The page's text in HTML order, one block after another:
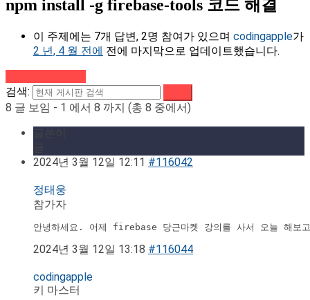
npm install -g firebase-tools 코드 해결
이 주제에는 7개 답변, 2명 참여가 있으며 codingapple가
2 년, 4 월 전에 전에 마지막으로 업데이트했습니다.
검색:
8 글 보임 - 1 에서 8 까지 (총 8 중에서)
2024년 3월 12일 12:11 #116042
정태웅
참가자
안녕하세요. 어제 firebase 당근마켓 강의를 사서 오늘 해
2024년 3월 12일 13:18 #116044
codingapple
키 마스터